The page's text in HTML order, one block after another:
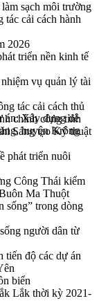
sạch môi trường
cải cách hành
2026
triển nền kinh tế
vụ quản lý tài
tác cải cách thủ
chính công tỉnh
Sáng tạo Kỹ thuật
phát triển nuôi
Công Thái kiểm
Ma Thuột
sống” trong dòng
người dân từ
tiến độ các dự án
biển
Lắk thời kỳ 2021-
án: Xây dựng đê
huyện Krông